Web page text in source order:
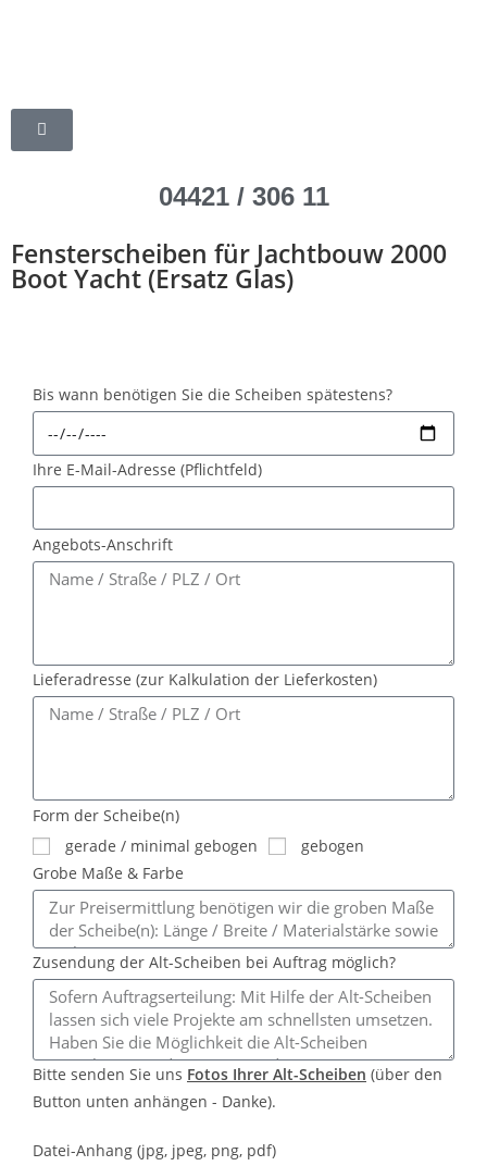
04421 / 306 11
Fensterscheiben für Jachtbouw 2000
Boot Yacht (Ersatz Glas)
Bis wann benötigen Sie die Scheiben spätestens?
Ihre E-Mail-Adresse (Pflichtfeld)
Angebots-Anschrift
Lieferadresse (zur Kalkulation der Lieferkosten)
Form der Scheibe(n)
gerade / minimal gebogen
gebogen
Grobe Maße & Farbe
Zusendung der Alt-Scheiben bei Auftrag möglich?
Bitte senden Sie uns Fotos Ihrer Alt-Scheiben (über den
Button unten anhängen - Danke).
Datei-Anhang (jpg, jpeg, png, pdf)